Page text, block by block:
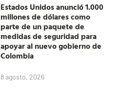
Estados Unidos anunció 1.000
millones de dólares como
parte de un paquete de
medidas de seguridad para
apoyar al nuevo gobierno de
Colombia
8 agosto, 2026